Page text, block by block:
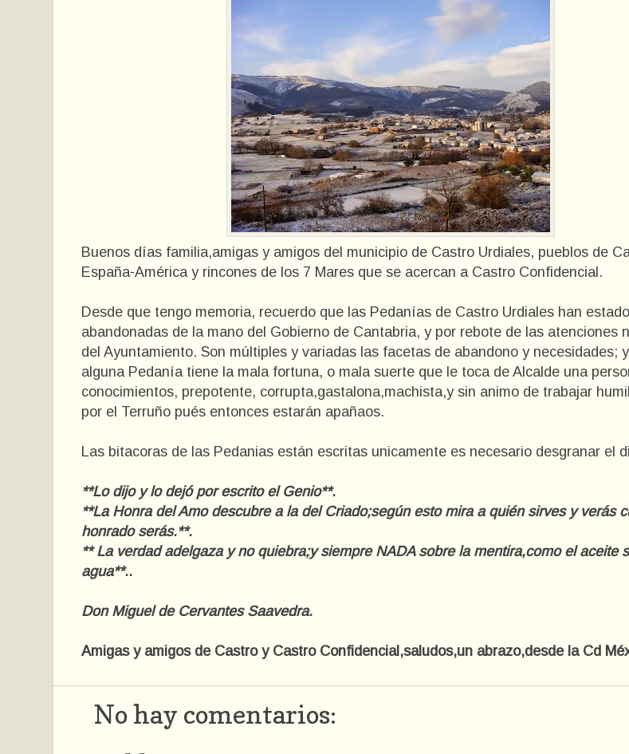
Buenos días familia,amigas y amigos del municipio de Castro Urdiales, pueblos de
España-América y rincones de los 7 Mares que se acercan a Castro Confidencial.
Desde que tengo memoria, recuerdo que las Pedanías de Castro Urdiales han estado
abandonadas de la mano del Gobierno de Cantabria, y por rebote de las atenciones
del Ayuntamiento. Son múltiples y variadas las facetas de abandono y necesidades;
alguna Pedanía tiene la mala fortuna, o mala suerte que le toca de Alcalde una
conocimientos, prepotente, corrupta,gastalona,machista,y sin animo de trabajar
por el Terruño pués entonces estarán apañaos.
Las bitacoras de las Pedanias están escritas unicamente es necesario desgranar el
**Lo dijo y lo dejó por escrito el Genio**.
**La Honra del Amo descubre a la del Criado;según esto mira a quién sirves y verás
honrado serás.**.
** La verdad adelgaza y no quiebra;y siempre NADA sobre la mentira,como el aceite
agua**..
Don Miguel de Cervantes Saavedra.
Amigas y amigos de Castro y Castro Confidencial,saludos,un abrazo,desde la Cd
No hay comentarios: